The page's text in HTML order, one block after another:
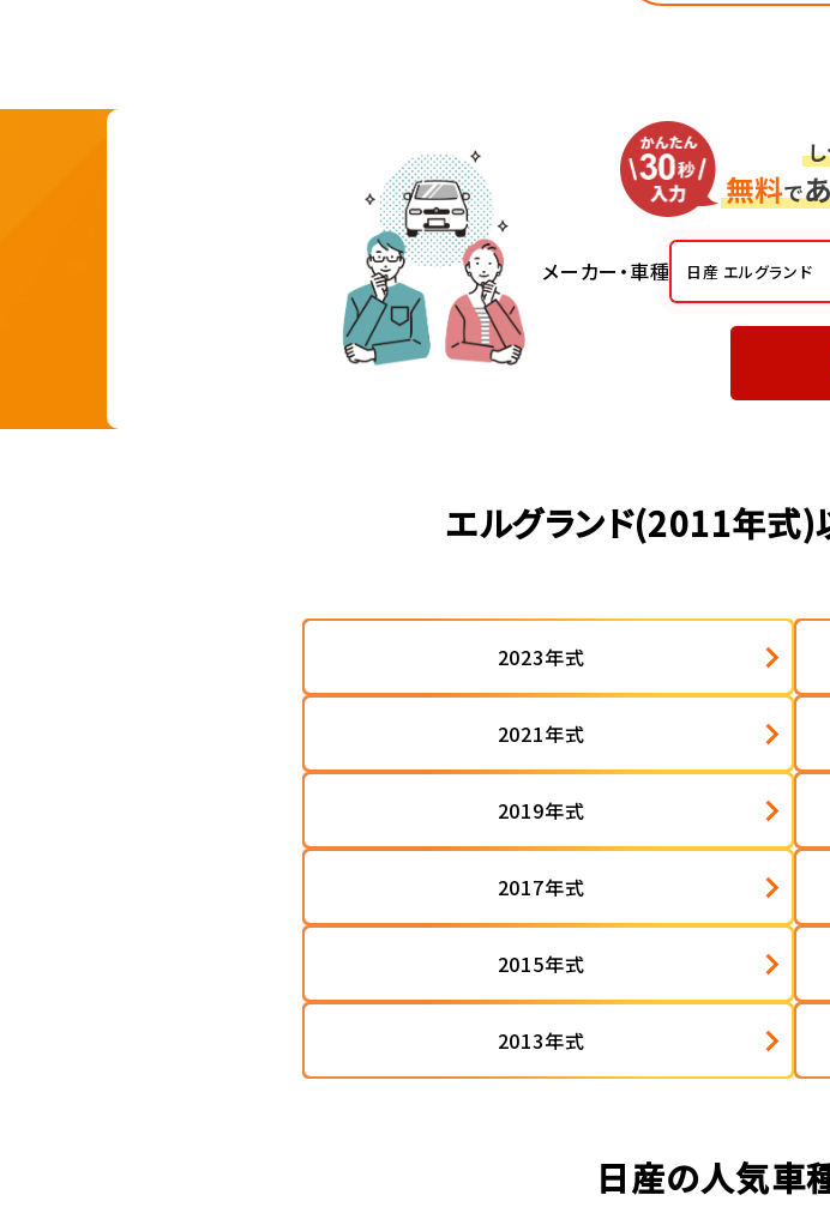
メーカー・車種 日産 エルグランド
エルグランド(2011年式
2023年式
2021年式
2019年式
2017年式
2015年式
2013年式
日産の人気車